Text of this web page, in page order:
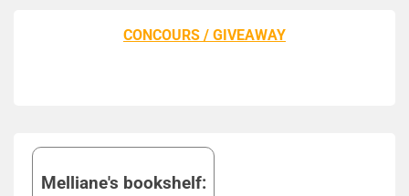
CONCOURS / GIVEAWAY
Melliane's bookshelf: